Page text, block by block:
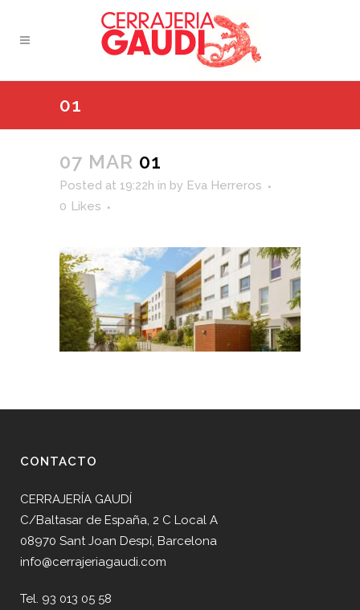
01
07 MAR 01
Posted at 19:22h in by Eva Herreros
0 Likes
CONTACTO
CERRAJERÍA GAUDÍ
C/Baltasar de España, 2 C Local A
08970 Sant Joan Despí, Barcelona
info@cerrajeriagaudi.com
Tel. 93 013 05 58